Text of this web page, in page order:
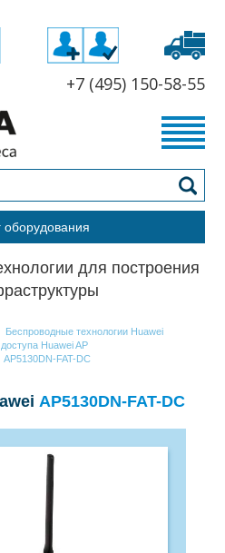
+7 (495) 150-58-55
оборудования
для построения
Беспроводные технологии Huawei
Huawei AP
AP5130DN-FAT-DC
AP5130DN-FAT-DC